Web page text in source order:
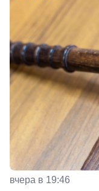
вчера в 19:46